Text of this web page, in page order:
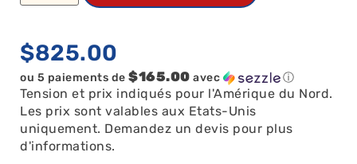
$825.00
ou 5 paiements de $165.00 avec ⓘ
Tension et prix indiqués pour l'Amérique du Nord.
Les prix sont valables aux Etats-Unis
uniquement. Demandez un devis pour plus
d'informations.